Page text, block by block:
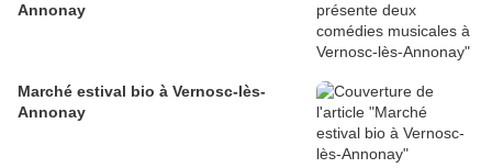
Annonay
Marché estival bio à Vernosc-lès-
Annonay